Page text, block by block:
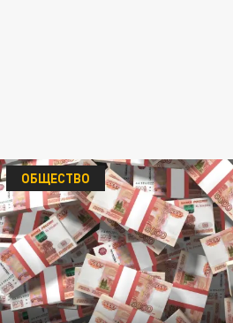
ОБЩЕСТВО